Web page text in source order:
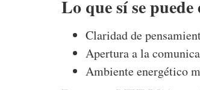
Lo que sí se puede
Claridad de
Apertura a la
Ambiente energético